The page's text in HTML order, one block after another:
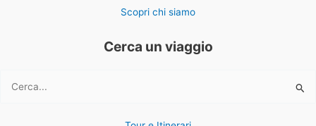
Scopri chi siamo
Cerca un viaggio
Cerca: